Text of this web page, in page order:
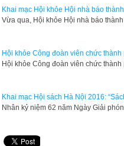
Khai mạc Hội khỏe Hội nhà báo
Vừa qua, Hội khỏe Hội nhà báo
Hội khỏe Công đoàn viên chức
Hội khỏe Công đoàn viên chức
Khai mạc Hội sách Hà Nội 2016:
Nhân kỷ niệm 62 năm Ngày Giải